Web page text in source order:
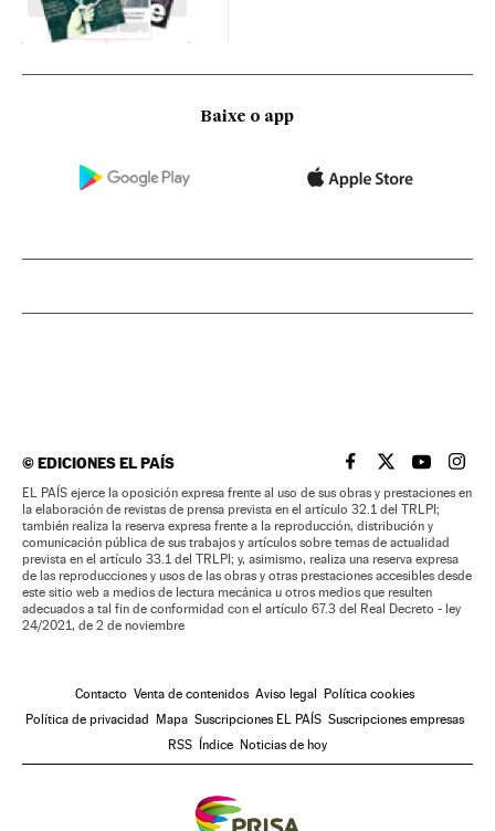
Baixe o app
©EDICIONES EL PAÍS EL PAÍS BRASIL EN
EL PAÍSEL PAÍS
EL
EL PAÍS ejerce la oposición expresa frente al uso de sus obras y prestaciones en
la elaboración de revistas de prensa prevista en el artículo 32.1 del TRLPI;
también realiza la reserva expresa frente a la reproducción, distribución y
comunicación pública de sus trabajos y artículos sobre temas de actualidad
prevista en el artículo 33.1 del TRLPI; y, asimismo, realiza una reserva expresa
de las reproducciones y usos de las obras y otras prestaciones accesibles desde
este sitio web a medios de lectura mecánica u otros medios que resulten
adecuados a tal fin de conformidad con el artículo 67.3 del Real Decreto - ley
24/2021, de 2 de noviembre
Contacto Venta de contenidos Aviso legal
Política cookies
Política de privacidad
Mapa Suscripciones EL PAÍS Suscripciones empresas
RSS
Índice Noticias de hoy